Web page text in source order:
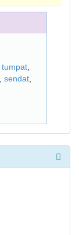
tumpat
sendat